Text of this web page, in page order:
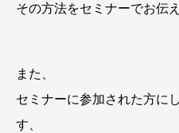
その方法をセミナーでお伝
また、
セミナーに参加された方に
す、